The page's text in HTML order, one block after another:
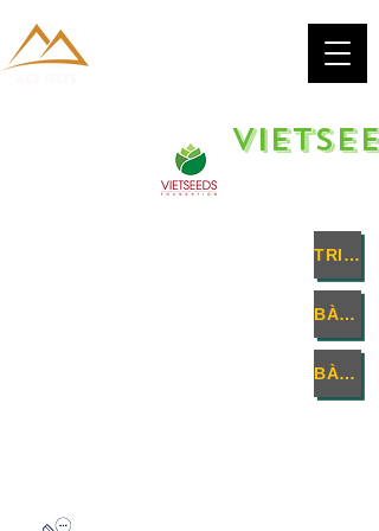
TRIAL TEST
BÀI THI NGÀY 17/04/2020
BÀI THI NGÀY 18/04/2020